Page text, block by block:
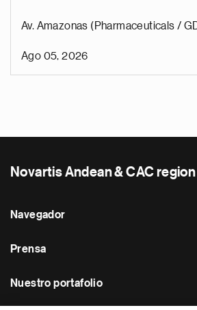
Av. Amazonas (Pharmaceuticals /
Ago 05, 2026
Novartis Andean & CAC region
Navegador
Prensa
Nuestro portafolio